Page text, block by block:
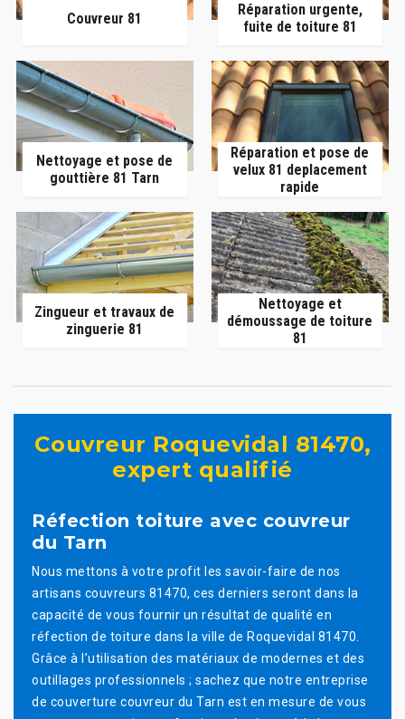
Couvreur 81
Réparation urgente,
fuite de toiture 81
Nettoyage et pose de
gouttière 81 Tarn
Réparation et pose de
velux 81 deplacement
rapide
Zingueur et travaux de
zinguerie 81
Nettoyage et
démoussage de toiture
81
Couvreur Roquevidal 81470,
expert qualifié
Réfection toiture avec couvreur
du Tarn
Nous mettons à votre profit les savoir-faire de nos
artisans couvreurs 81470, ces derniers seront dans la
capacité de vous fournir un résultat de qualité en
réfection de toiture dans la ville de Roquevidal 81470.
Grâce à l’utilisation des matériaux de modernes et des
outillages professionnels ; sachez que notre entreprise
de couverture couvreur du Tarn est en mesure de vous